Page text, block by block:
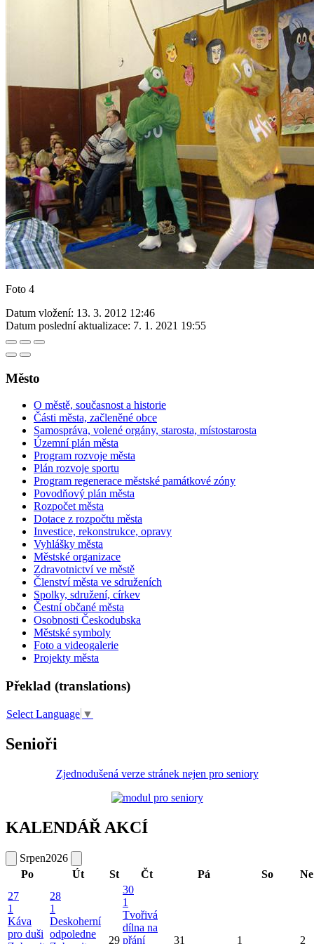
Foto 4
Datum vložení: 13. 3. 2012 12:46
Datum poslední aktualizace: 7. 1. 2021 19:55
Město
O městě, současnost a historie
Části města, začleněné obce
Samospráva, volené orgány, starosta, místostarosta
Územní plán města
Program rozvoje města
Plán rozvoje sportu
Program regenerace městské památkové zóny
Povodňový plán města
Rozpočet města
Dotace z rozpočtu města
Investice, rekonstrukce, opravy
Vyhlášky města
Městské organizace
Zdravotnictví ve městě
Členství města ve sdruženích
Spolky, sdružení, církev
Čestní občané města
Osobnosti Českodubska
Městské symboly
Foto a videogalerie
Projekty města
Překlad (translations)
Select Language ▼
Senioři
Zjednodušená verze stránek nejen pro seniory
KALENDÁŘ AKCÍ
Srpen2026
Po
Út St Čt Pá So
Ne
27
1
Káva
pro duši
28
1
Deskoherní
odpoledne
29
30
1
Tvořivá
dílna na
přání
31 1 2